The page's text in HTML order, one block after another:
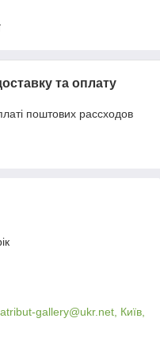
та оплату
поштових рассходов
gallery@ukr.net, Київ,